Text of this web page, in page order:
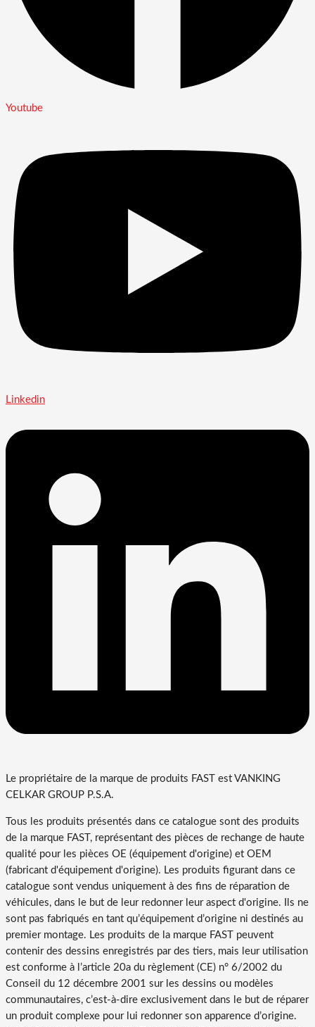
Youtube
Linkedin
Le propriétaire de la marque de produits FAST est VANKING
CELKAR GROUP P.S.A.
Tous les produits présentés dans ce catalogue sont des produits
de la marque FAST, représentant des pièces de rechange de haute
qualité pour les pièces OE (équipement d'origine) et OEM
(fabricant d'équipement d'origine). Les produits figurant dans ce
catalogue sont vendus uniquement à des fins de réparation de
véhicules, dans le but de leur redonner leur aspect d'origine. Ils ne
sont pas fabriqués en tant qu’équipement d’origine ni destinés au
premier montage. Les produits de la marque FAST peuvent
contenir des dessins enregistrés par des tiers, mais leur utilisation
est conforme à l’article 20a du règlement (CE) n° 6/2002 du
Conseil du 12 décembre 2001 sur les dessins ou modèles
communautaires, c’est-à-dire exclusivement dans le but de réparer
un produit complexe pour lui redonner son apparence d’origine.